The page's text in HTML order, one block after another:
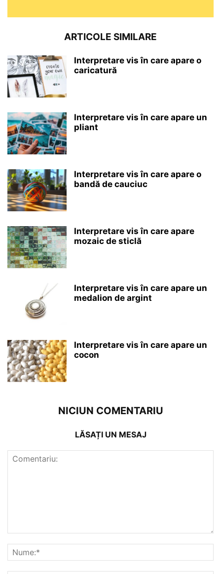
ARTICOLE SIMILARE
Interpretare vis în care apare o
caricatură
Interpretare vis în care apare un
pliant
Interpretare vis în care apare o
bandă de cauciuc
Interpretare vis în care apare
mozaic de sticlă
Interpretare vis în care apare un
medalion de argint
Interpretare vis în care apare un
cocon
NICIUN COMENTARIU
LĂSAȚI UN MESAJ